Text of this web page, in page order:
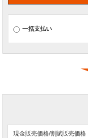
一括支払い
現金販売価格/割賦販売価格